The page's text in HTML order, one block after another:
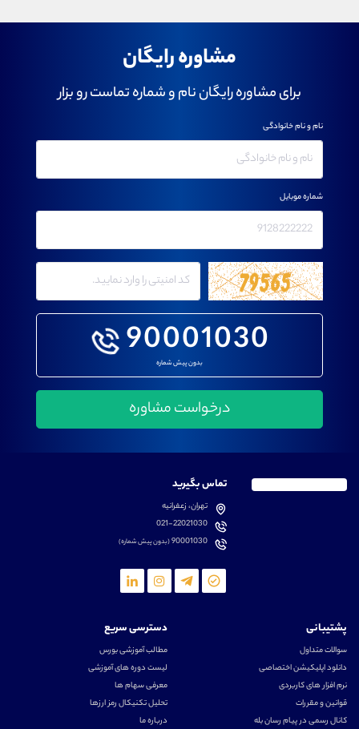
مشاوره رایگان
برای مشاوره رایگان نام و شماره تماست رو بزار
90001030
بدون پیش شماره
نام و نام خانوادگی
شماره موبایل
تماس بگیرید
تهران، زعفرانیه
021-22021030
90001030(بدون پیش شماره)
پشتیبانی
سوالات متداول
دانلود اپلیکیشن اختصاصی
نرم افزار های کاربردی
قوانین و مقررات
کانال رسمی در پیام رسان بله
دسترسی سریع
مطالب آموزشی بورس
لیست دوره های آموزشی
معرفی سهام ها
تحلیل تکنیکال رمز ارزها
درباره ما